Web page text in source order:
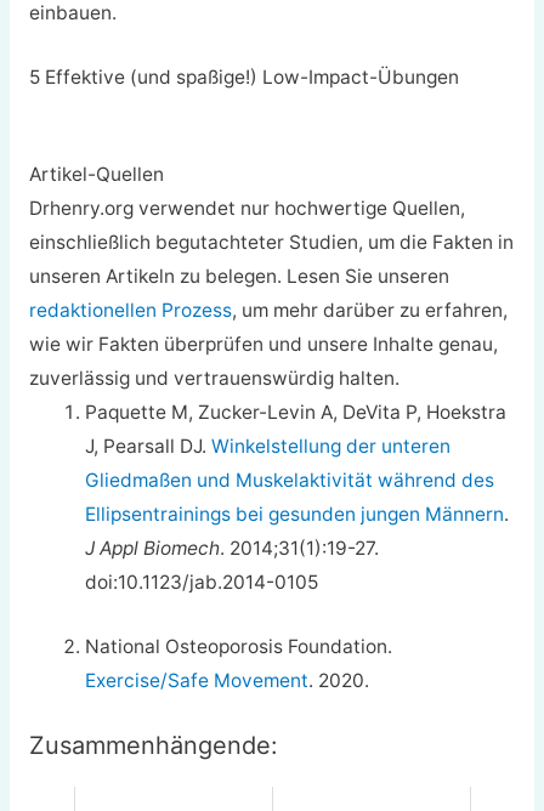
einbauen.
5 Effektive (und spaßige!) Low-Impact-Übungen
Artikel-Quellen
Drhenry.org verwendet nur hochwertige Quellen,
einschließlich begutachteter Studien, um die Fakten in
unseren Artikeln zu belegen. Lesen Sie unseren
redaktionellen Prozess, um mehr darüber zu erfahren,
wie wir Fakten überprüfen und unsere Inhalte genau,
zuverlässig und vertrauenswürdig halten.
Paquette M, Zucker-Levin A, DeVita P, Hoekstra
J, Pearsall DJ.Winkelstellung der unteren
Gliedmaßen und Muskelaktivität während des
Ellipsentrainings bei gesunden jungen Männern.
J Appl Biomech. 2014;31(1):19-27.
doi:10.1123/jab.2014-0105
National Osteoporosis Foundation.
Exercise/Safe Movement. 2020.
Zusammenhängende: